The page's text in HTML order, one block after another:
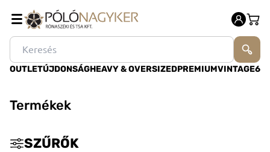
OUTLETÚJDONSÁGHEAVY & OVERSIZEDPREMIUMVINTAGE60
Termékek
SZŰRŐK